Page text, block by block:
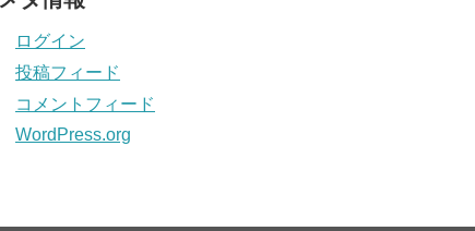
ログイン
投稿フィード
コメントフィード
WordPress.org